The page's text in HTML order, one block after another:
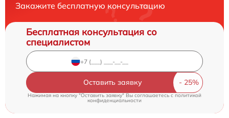
Закажите бесплатную консультацию
Бесплатная консультация со
специалистом
Оставить заявку
Нажимая на кнопку "Оставить заявку" Вы соглашаетесь c политикой
конфиденциальности